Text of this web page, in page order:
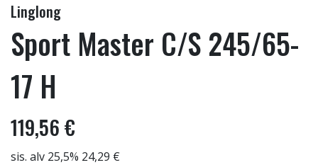
Linglong
Sport Master C/S 245/65-
17 H
119,56 €
sis. alv 25,5% 24,29 €